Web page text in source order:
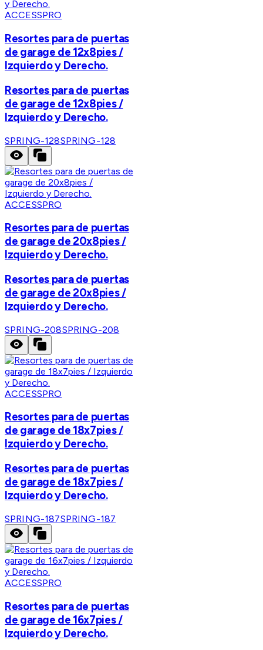
ACCESSPRO
Resortes para de puertas
de garage de 12x8pies /
Izquierdo y Derecho.
Resortes para de puertas
de garage de 12x8pies /
Izquierdo y Derecho.
SPRING-128SPRING-128
ACCESSPRO
Resortes para de puertas
de garage de 20x8pies /
Izquierdo y Derecho.
Resortes para de puertas
de garage de 20x8pies /
Izquierdo y Derecho.
SPRING-208SPRING-208
ACCESSPRO
Resortes para de puertas
de garage de 18x7pies /
Izquierdo y Derecho.
Resortes para de puertas
de garage de 18x7pies /
Izquierdo y Derecho.
SPRING-187SPRING-187
ACCESSPRO
Resortes para de puertas
de garage de 16x7pies /
Izquierdo y Derecho.